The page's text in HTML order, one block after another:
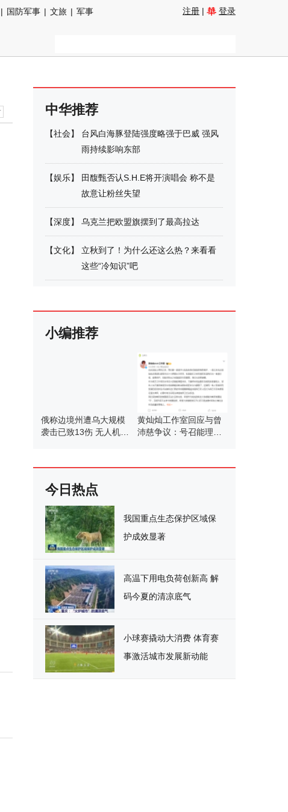
| 国防军事 | 文旅 | 军事
注册 | 登录
中华推荐
【社会】
台风白海豚登陆强度略强于巴威 强风
雨持续影响东部
【娱乐】
田馥甄否认S.H.E将开演唱会 称不是
故意让粉丝失望
【深度】 乌克兰把欧盟旗摆到了最高拉达
【文化】
立秋到了！为什么还这么热？来看看
这些“冷知识”吧
小编推荐
俄称边境州遭乌大规模
袭击已致13伤 无人机爆
黄灿灿工作室回应与曾
沛慈争议：号召能理智
今日热点
我国重点生态保护区域保
护成效显著
高温下用电负荷创新高 解
码今夏的清凉底气
小球赛撬动大消费 体育赛
事激活城市发展新动能